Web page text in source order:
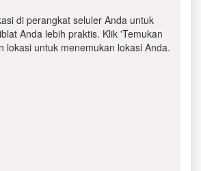
di perangkat seluler Anda untuk
Anda lebih praktis. Klik 'Temukan
lokasi untuk menemukan lokasi Anda.